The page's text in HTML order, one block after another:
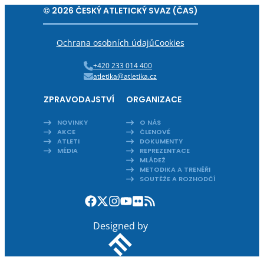
© 2026 ČESKÝ ATLETICKÝ SVAZ (ČAS)
Ochrana osobních údajůCookies
+420 233 014 400
atletika@atletika.cz
ZPRAVODAJSTVÍ
NOVINKY
AKCE
ATLETI
MÉDIA
ORGANIZACE
O NÁS
ČLENOVÉ
DOKUMENTY
REPREZENTACE
MLÁDEŽ
METODIKA A TRENÉŘI
SOUTĚŽE A ROZHODČÍ
Designed by